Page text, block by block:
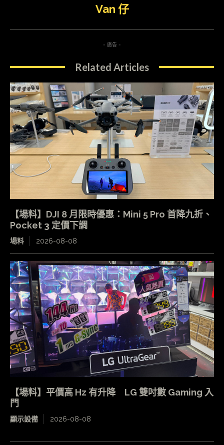
Van 仔
- 廣告 -
Related Articles
【場料】DJI 8 月限時優惠：Mini 5 Pro 首降九折、
Pocket 3 定價下調
場料 2026-08-08
【場料】平價高 Hz 有升降 LG 雙吋數 Gaming 入
門
顯示設備 2026-08-08